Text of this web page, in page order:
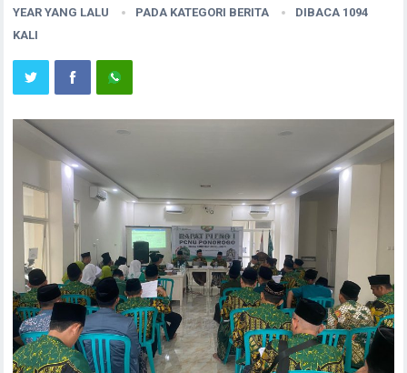
YEAR YANG LALU
PADA KATEGORI BERITA
DIBACA 1094
KALI